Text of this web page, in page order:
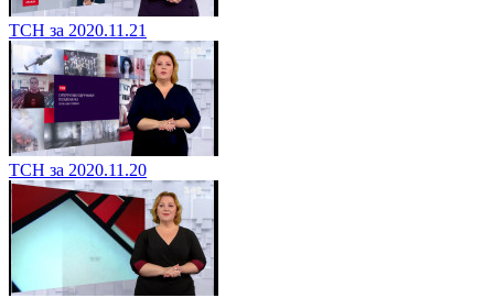
ТСН за 2020.11.21
ТСН за 2020.11.20